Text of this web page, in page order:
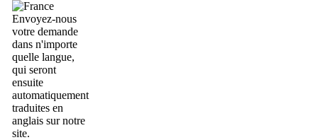
Envoyez-nous
votre demande
dans n'importe
quelle langue,
qui seront
ensuite
automatiquement
traduites en
anglais sur notre
site.